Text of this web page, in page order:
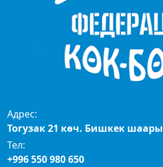
Адрес:
Тогузак 21 көч. Бишкек шаары
Тел:
+996 550 980 650